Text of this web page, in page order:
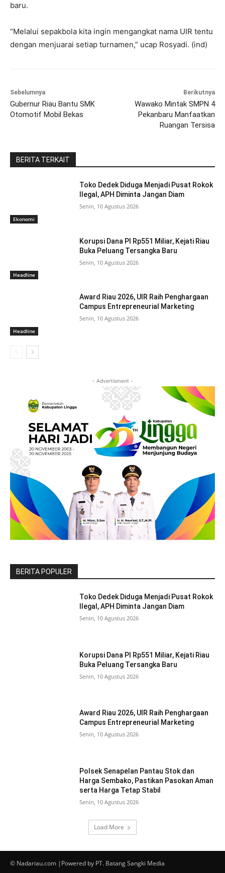
baru.
“Melalui sepakbola kita ingin mengangkat nama UIR tentu
dengan menjuarai setiap turnamen,” ucap Rosyadi. (ind)
Sebelumnya
Gubernur Riau Bantu SMK
Otomotif Mobil Bekas
Berikutnya
Wawako Mintak SMPN 4
Pekanbaru Manfaatkan
Ruangan Tersisa
BERITA TERKAIT
Ekonomi
Toko Dedek Diduga Menjadi Pusat Rokok
Ilegal, APH Diminta Jangan Diam
Senin, 10 Agustus 2026
Headline
Korupsi Dana PI Rp551 Miliar, Kejati Riau
Buka Peluang Tersangka Baru
Senin, 10 Agustus 2026
Headline
Award Riau 2026, UIR Raih Penghargaan
Campus Entrepreneurial Marketing
Senin, 10 Agustus 2026
- Advertisment -
BERITA POPULER
Toko Dedek Diduga Menjadi Pusat Rokok
Ilegal, APH Diminta Jangan Diam
Senin, 10 Agustus 2026
Korupsi Dana PI Rp551 Miliar, Kejati Riau
Buka Peluang Tersangka Baru
Senin, 10 Agustus 2026
Award Riau 2026, UIR Raih Penghargaan
Campus Entrepreneurial Marketing
Senin, 10 Agustus 2026
Polsek Senapelan Pantau Stok dan
Harga Sembako, Pastikan Pasokan Aman
serta Harga Tetap Stabil
Senin, 10 Agustus 2026
Load More
© Nadariau.com |Powered by PT. Batang Sangki Media